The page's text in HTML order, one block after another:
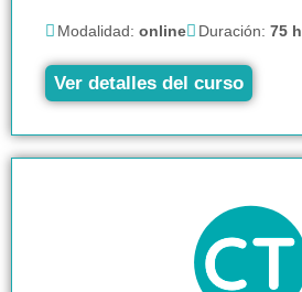
Modalidad: online Duración: 75 h
Ver detalles del curso